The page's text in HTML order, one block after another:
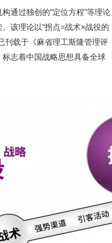
通过独创的“定位方程”等理论
该理论以“拐点=战术×战役的
刊载于《麻省理工斯隆管理评
志着中国战略思想具备全球